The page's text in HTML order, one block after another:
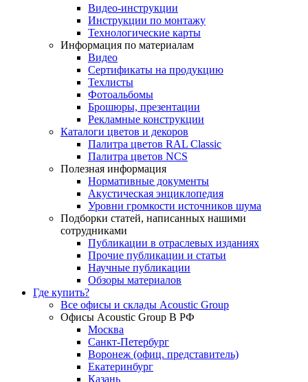
Видео-инструкции
Инструкции по монтажу
Технологические карты
Информация по материалам
Видео
Сертификаты на продукцию
Техлисты
Фотоальбомы
Брошюры, презентации
Рекламные конструкции
Каталоги цветов и декоров
Палитра цветов RAL Сlassic
Палитра цветов NCS
Полезная информация
Нормативные документы
Акустическая энциклопедия
Уровни громкости источников шума
Подборки статей, написанных нашими
сотрудниками
Публикации в отраслевых изданиях
Прочие публикации и статьи
Научные публикации
Обзоры материалов
Где купить?
Все офисы и склады Acoustic Group
Офисы Acoustic Group В РФ
Москва
Санкт-Петербург
Воронеж (офиц. представитель)
Екатеринбург
Казань